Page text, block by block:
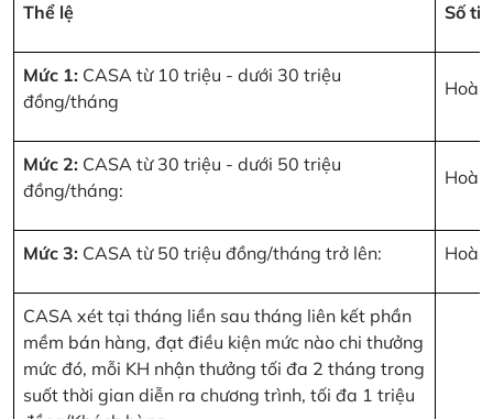
Thể lệ Số
Mức 1: CASA từ 10 triệu - dưới 30 triệu
đồng/tháng
Mức 2: CASA từ 30 triệu - dưới 50 triệu
đồng/tháng:
Mức 3: CASA từ 50 triệu đồng/tháng trở lên:
CASA xét tại tháng liền sau tháng liên kết phần
mềm bán hàng, đạt điều kiện mức nào chi thưởng
mức đó, mỗi KH nhận thưởng tối đa 2 tháng trong
suốt thời gian diễn ra chương trình, tối đa 1 triệu